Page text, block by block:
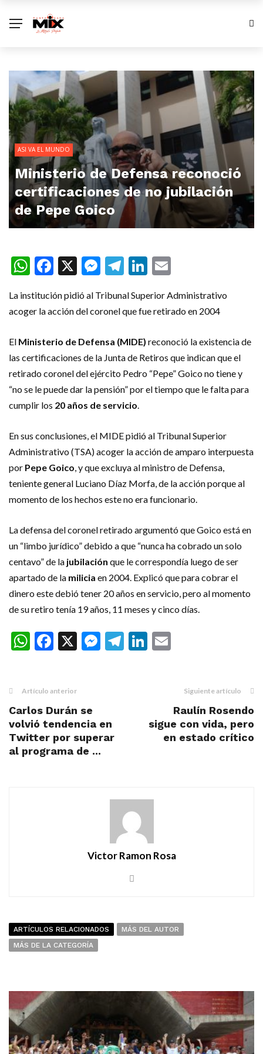
ASI VA EL MUNDO
Ministerio de Defensa reconoció
certificaciones de no jubilación
de Pepe Goico
WhatsApp
Facebook
X Messenger
Telegram
LinkedIn
La institución pidió al Tribunal Superior Administrativo
acoger la acción del coronel que fue retirado en 2004
El Ministerio de Defensa (MIDE) reconoció la existencia de
las certificaciones de la Junta de Retiros que indican que el
retirado coronel del ejército Pedro “Pepe” Goico no tiene y
“no se le puede dar la pensión” por el tiempo que le falta para
cumplir los 20 años de servicio
En sus conclusiones, el MIDE pidió al Tribunal Superior
Administrativo (TSA) acoger la acción de amparo interpuesta
por Pepe Goico , y que excluya al ministro de Defensa,
teniente general Luciano Díaz Morfa, de la acción porque al
momento de los hechos este no era funcionario.
La defensa del coronel retirado argumentó que Goico está en
un “limbo jurídico” debido a que “nunca ha cobrado un solo
centavo” de la jubilación que le correspondía luego de ser
apartado de la milicia en 2004. Explicó que para cobrar el
dinero este debió tener 20 años en servicio, pero al momento
de su retiro tenía 19 años, 11 meses y cinco días.
WhatsApp
Facebook
X Messenger
Telegram
LinkedIn
Artículo anterior
Carlos Durán se
volvió tendencia en
Twitter por superar
al programa de ...
Siguiente artículo
Raulín Rosendo
sigue con vida, pero
en estado crítico
Victor Ramon Rosa
ARTÍCULOS RELACIONADOS
MÁS DEL AUTOR
MÁS DE LA CATEGORÍA